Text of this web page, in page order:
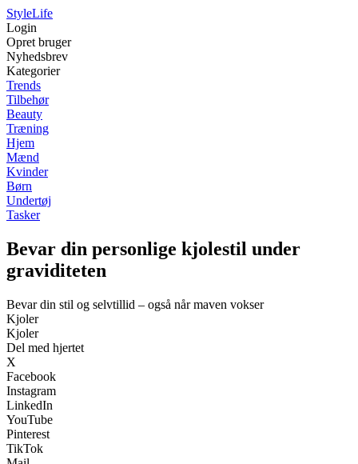
StyleLife
Login
Opret bruger
Nyhedsbrev
Kategorier
Trends
Tilbehør
Beauty
Træning
Hjem
Mænd
Kvinder
Børn
Undertøj
Tasker
Bevar din personlige kjolestil under
graviditeten
Bevar din stil og selvtillid – også når maven vokser
Kjoler
Kjoler
Del med hjertet
X
Facebook
Instagram
LinkedIn
YouTube
Pinterest
TikTok